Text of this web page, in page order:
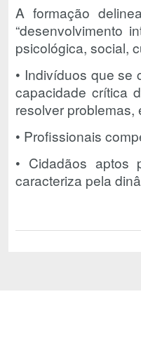
A formação
“desenvolvimento
psicológica, social,
• Indivíduos que se
capacidade crítica
resolver
• Profissionais
• Cidadãos
caracteriza pela